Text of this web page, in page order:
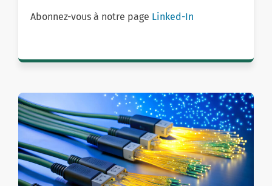
Abonnez-vous à notre page Linked-In